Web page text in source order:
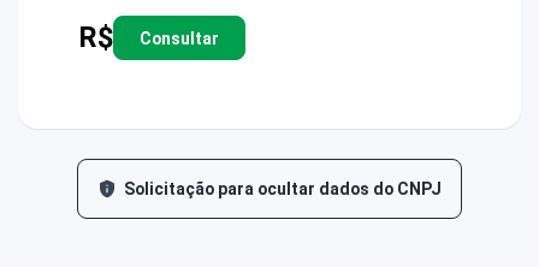
R$ Consultar
Solicitação para ocultar dados do CNPJ